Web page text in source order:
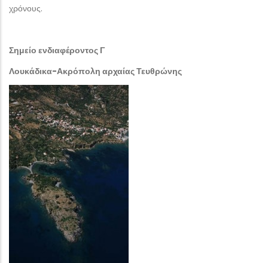
χρόνους.
Σημείο ενδιαφέροντος Γ
Λουκάδικα-Ακρόπολη αρχαίας Τευθρώνης